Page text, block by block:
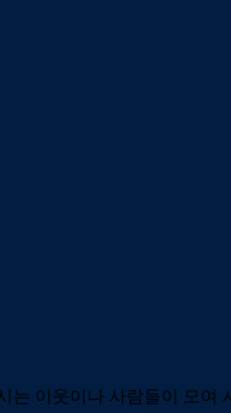
는 이웃이나 사람들이 모여